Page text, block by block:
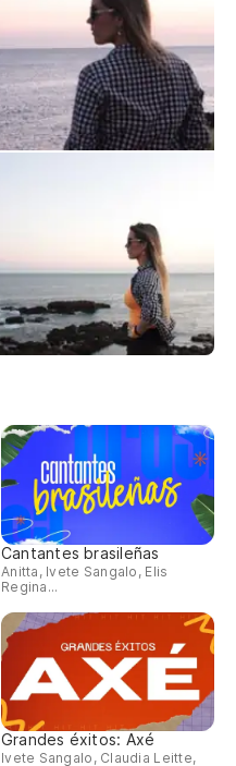
Cantantes brasileñas
Anitta, Ivete Sangalo, Elis
Regina...
Grandes éxitos: Axé
Ivete Sangalo, Claudia Leitte,